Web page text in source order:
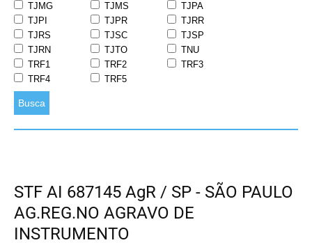
TJMG
TJMS
TJPA
TJPI
TJPR
TJRR
TJRS
TJSC
TJSP
TJRN
TJTO
TNU
TRF1
TRF2
TRF3
TRF4
TRF5
Busca
STF AI 687145 AgR / SP - SÃO PAULO
AG.REG.NO AGRAVO DE
INSTRUMENTO